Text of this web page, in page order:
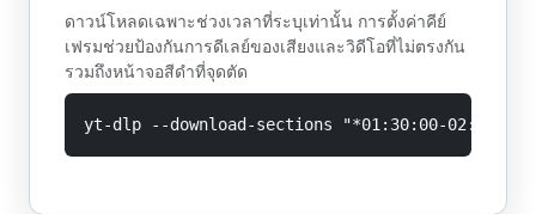
ดาวน์โหลดเฉพาะช่วงเวลาที่ระบุเท่านั้น การตั้งค่าคีย์
เฟรมช่วยป้องกันการดีเลย์ของเสียงและวิดีโอที่ไม่ตรงกัน
รวมถึงหน้าจอสีดำที่จุดตัด
yt-dlp --download-sections "*01:30:00-